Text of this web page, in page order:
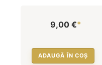
9,00 €*
ADAUGĂ ÎN COȘ